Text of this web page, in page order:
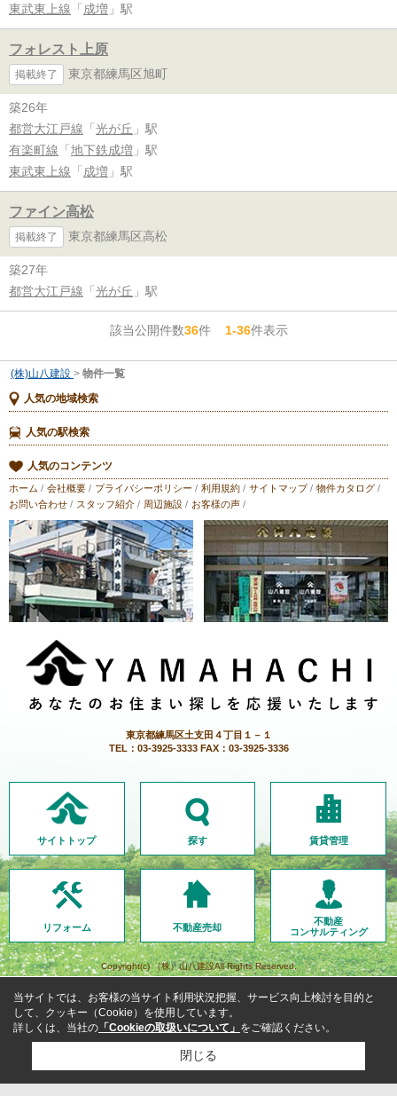
東武東上線 「 成増 」駅
フォレスト上原
掲載終了 東京都練馬区旭町
築26年
都営大江戸線 「 光が丘 」駅
有楽町線 「 地下鉄成増 」駅
東武東上線 「 成増 」駅
ファイン高松
掲載終了 東京都練馬区高松
築27年
都営大江戸線 「 光が丘 」駅
該当公開件数36件1-36件表示
(株)山八建設 > 物件一覧
人気の地域検索
人気の駅検索
人気のコンテンツ
ホーム / 会社概要 / プライバシーポリシー / 利用規約 / サイトマップ/ 物件カタログ /
お問い合わせ / スタッフ紹介 / 周辺施設 / お客様の声 /
東京都練馬区土支田４丁目１－１
TEL：03-3925-3333 FAX：03-3925-3336
サイトトップ 探す 賃貸管理
リフォーム 不動産売却
不動産
コンサルティング
Copyright(c) （株）山八建設All Rights Reserved.
当サイトでは、お客様の当サイト利用状況把握、サービス向上検討を目的と
して、クッキー（Cookie）を使用しています。
詳しくは、当社の 「Cookieの取扱いについて」 をご確認ください。
閉じる